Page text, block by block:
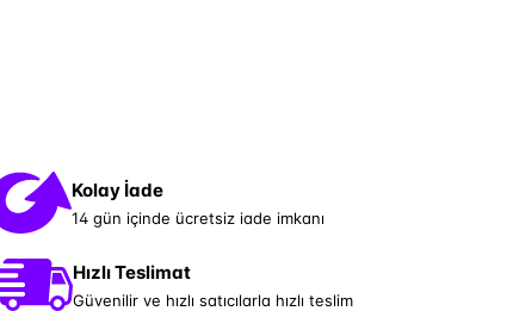
Kolay İade
14 gün içinde ücretsiz iade imkanı
Hızlı Teslimat
Güvenilir ve hızlı satıcılarla hızlı teslim